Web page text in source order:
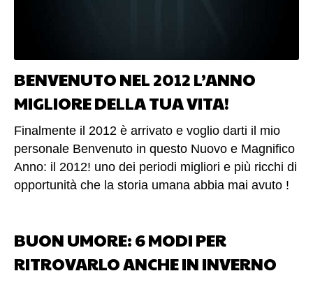
BENVENUTO NEL 2012 L’ANNO
MIGLIORE DELLA TUA VITA!
Finalmente il 2012 è arrivato e voglio darti il mio
personale Benvenuto in questo Nuovo e Magnifico
Anno: il 2012! uno dei periodi migliori e più ricchi di
opportunità che la storia umana abbia mai avuto !
Si proprio così ! In queste vacanze di Natale si può
dire che da questo punto di vista mi sono proprio
BUON UMORE: 6 MODI PER
RITROVARLO ANCHE IN INVERNO